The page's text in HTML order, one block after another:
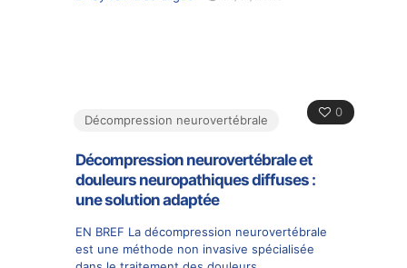
0
Décompression neurovertébrale
Décompression neurovertébrale et
douleurs neuropathiques diffuses :
une solution adaptée
EN BREF La décompression neurovertébrale
est une méthode non invasive spécialisée